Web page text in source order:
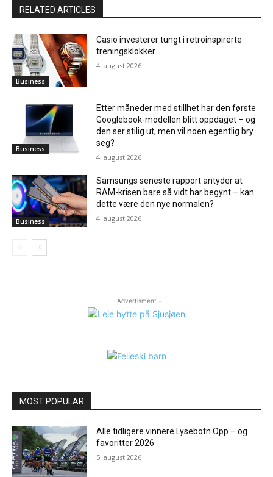
RELATED ARTICLES
Business
Casio investerer tungt i retroinspirerte
treningsklokker
4. august 2026
Business
Etter måneder med stillhet har den første
Googlebook-modellen blitt oppdaget – og
den ser stilig ut, men vil noen egentlig bry
seg?
4. august 2026
Business
Samsungs seneste rapport antyder at
RAM-krisen bare så vidt har begynt – kan
dette være den nye normalen?
4. august 2026
- Advertisment -
MOST POPULAR
Alle tidligere vinnere Lysebotn Opp – og
favoritter 2026
5. august 2026